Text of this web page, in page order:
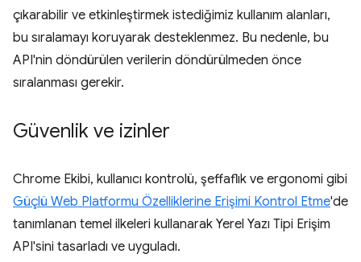
çıkarabilir ve etkinleştirmek istediğimiz kullanım alanları,
bu sıralamayı koruyarak desteklenmez. Bu nedenle, bu
API'nin döndürülen verilerin döndürülmeden önce
sıralanması gerekir.
Güvenlik ve izinler
Chrome Ekibi, kullanıcı kontrolü, şeffaflık ve ergonomi gibi
Güçlü Web Platformu Özelliklerine Erişimi Kontrol Etme'de
tanımlanan temel ilkeleri kullanarak Yerel Yazı Tipi Erişim
API'sini tasarladı ve uyguladı.